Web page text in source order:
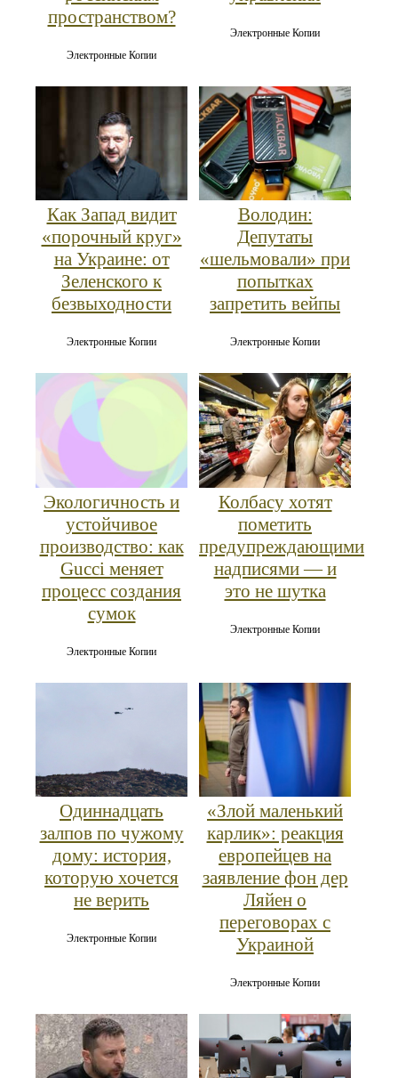
пространством?
Электронные Копии
Электронные Копии
Как Запад видит
«порочный круг»
на Украине: от
Зеленского к
безвыходности
Электронные Копии
Володин:
Депутаты
«шельмовали» при
попытках
запретить вейпы
Электронные Копии
Экологичность и
устойчивое
производство: как
Gucci меняет
процесс создания
сумок
Электронные Копии
Колбасу хотят
пометить
предупреждающими
надписями — и
это не шутка
Электронные Копии
Одиннадцать
залпов по чужому
дому: история,
которую хочется
не верить
Электронные Копии
«Злой маленький
карлик»: реакция
европейцев на
заявление фон дер
Ляйен о
переговорах с
Украиной
Электронные Копии